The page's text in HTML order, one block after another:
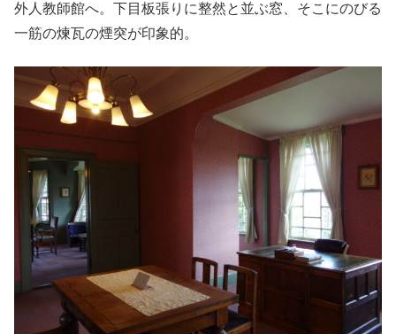
外人教師館へ。下目板張りに整然と並ぶ窓、そこにのびる
一筋の煉瓦の煙突が印象的。